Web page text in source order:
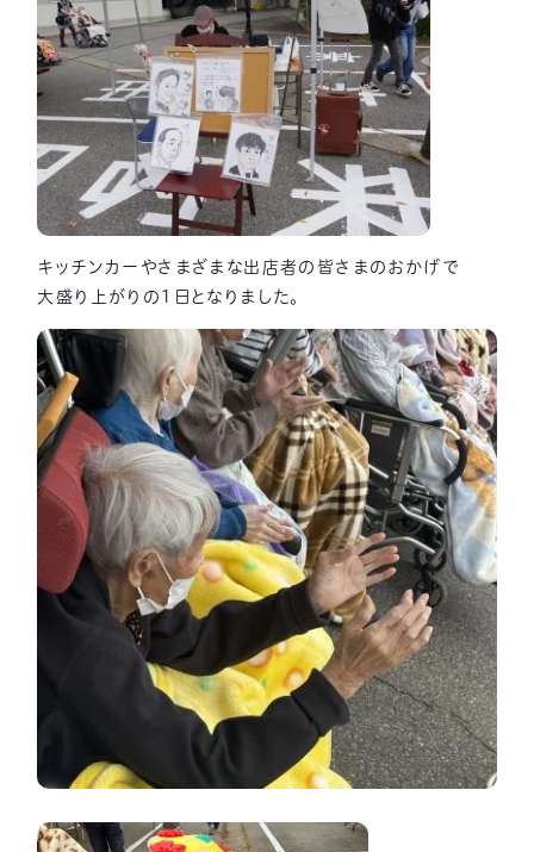
キッチンカーやさまざまな出店者の皆さまのおかげで
大盛り上がりの1日となりました。